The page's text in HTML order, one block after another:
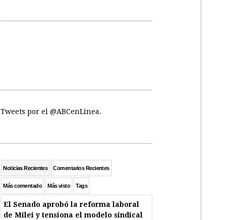
Tweets por el @ABCenLinea.
Noticias Recientes Comentarios Recientes
Más comentado Más visto Tags
El Senado aprobó la reforma laboral
de Milei y tensiona el modelo sindical